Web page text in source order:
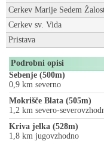
Cerkev Marije Sedem
Cerkev sv. Vida
Pristava
Podrobni opisi
Sebenje (500m)
0,9 km severno
Mokrišče Blata (505m)
1,2 km severo-
Kriva jelka (528m)
1,8 km jugovzhodno